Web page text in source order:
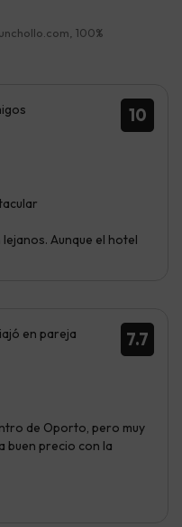
100%
10
Aunque el hotel
7.7
en pareja
de Oporto, pero muy
buen precio con la